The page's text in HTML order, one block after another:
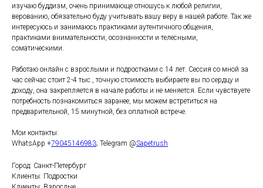
изучаю буддизм, очень принимающе отношусь к любой религии,
верованию, обязательно буду учитывать вашу веру в нашей работе. Так же
интересуюсь и занимаюсь практиками аутентичного общения,
практиками внимательности, осознанности и телесными,
соматическими.
Работаю онлайн с взрослыми и подростками с 14 лет. Сессия со мной за
час сейчас стоит 2-4 тыс., точную стоимость выбираете вы по сердцу и
доходу, она закрепляется в начале работы и не меняется. Если чувствуете
потребность познакомиться заранее, мы можем встретиться на
предварительной, 15 минутной, без оплатной встрече.
Мои контакты:
WhatsApp +79045146983; Telegram @Sapetrush
Город: Санкт-Петербург
Клиенты: Подростки